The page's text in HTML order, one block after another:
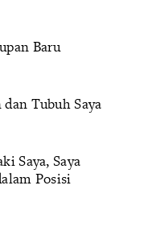
Baru
Tubuh Saya
Saya, Saya
Posisi